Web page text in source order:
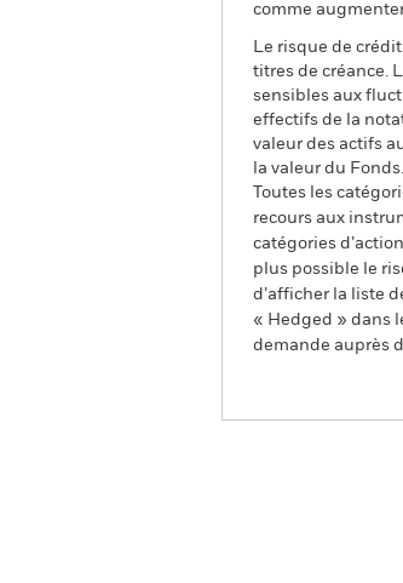
comme
Le risque de
titres de créance.
sensibles aux
effectifs de la
valeur des actifs
la valeur du
Toutes les
recours aux
catégories
plus possible le
d’afficher la liste
« Hedged » dans
demande auprès